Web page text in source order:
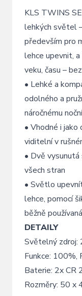
KLS TWINS
lehkých světel
především pro
lehce upevnit,
veku, času –
• Lehké a
odolného a
náročnému
• Vhodné i
viditelní v
• Dvě
všech stran
• Světlo
lehce, pomocí
běžně
DETAILY
Světelný zdroj:
Funkce: 100%,
Baterie: 2x CR
Rozměry: 50 x